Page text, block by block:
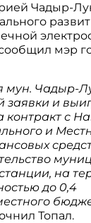
Чадыр-
мэр
мун. Чадыр-
заявки и
контракт с
и
на
до 0,4
Топал.